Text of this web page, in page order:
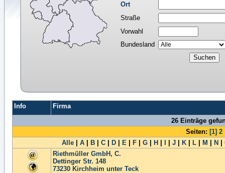
Ort
Straße
Vorwahl
Bundesland
Info
Firma
26 Einträge
Seiten: [1] 2
Alle
A B C D E F G H J K L M N
Riethmüller GmbH, C.
Dettinger Str. 148
73230 Kirchheim unter Teck